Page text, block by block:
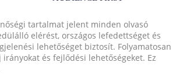
tartalmat jelent minden olvasó
elérést, országos lefedettséget és
lehetőséget biztosít. Folyamatosan
irányokat és fejlődési lehetőségeket. Ez